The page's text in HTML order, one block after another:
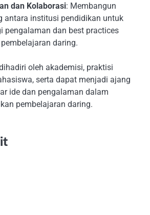
dan Kolaborasi: Membangun
antara institusi pendidikan untuk
pengalaman dan best practices
daring.
oleh akademisi, praktisi
serta dapat menjadi ajang
ide dan pengalaman dalam
pembelajaran daring.